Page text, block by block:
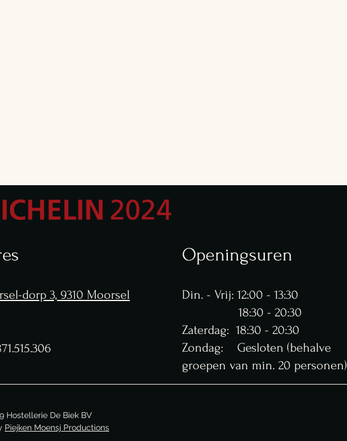
dorp 3, 9310 Moorsel
Openingsuren
Din. - Vrij: 12:00 - 13:30
18:30 - 20:30
​​Zaterdag: 18:30 - 20:30
Zondag: Gesloten (behalve
groepen van min. 20 personen)
Hostellerie De Biek BV
Piejken Moensj Productions